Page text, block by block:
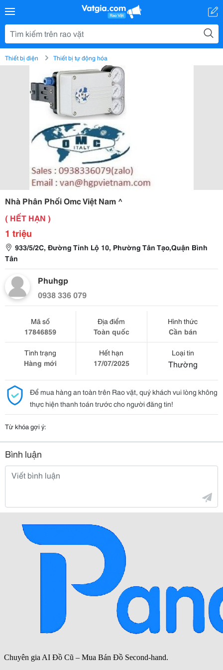
Thiết bị điện Thiết bị tự động hóa
Nhà Phân Phối Omc Việt Nam ^
( HẾT HẠN )
1 triệu
933/5/2C, Đường Tỉnh Lộ 10, Phường Tân Tạo,Quận Bình
Tân
Phuhgp
0938 336 079
Mã số
17846859
Địa điểm
Toàn quốc
Hình thức
Cần bán
Tình trạng
Hàng mới
Hết hạn
17/07/2025
Loại tin
Thường
Để mua hàng an toàn trên Rao vặt, quý khách vui lòng không
thực hiện thanh toán trước cho người đăng tin!
Từ khóa gợi ý:
Bình luận